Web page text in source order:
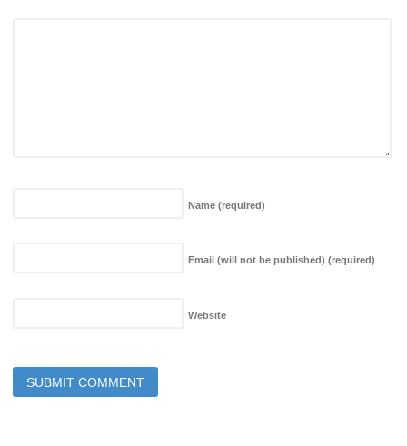
Name (required)
Email (will not be published) (required)
Website